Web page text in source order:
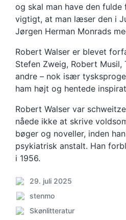
og skal man have den fulde
vigtigt, at man læser den i
Jørgen Herman Monrads
Robert Walser er blevet
Stefen Zweig, Robert Musil,
andre – nok især
ham højt og hentede
Robert Walser var
nåede ikke at skrive
bøger og noveller, inden
psykiatrisk anstalt. Han
i 1956.
Post
date
29. juli 2025
Posted
by
stenmo
Posted
Skønlitteratur